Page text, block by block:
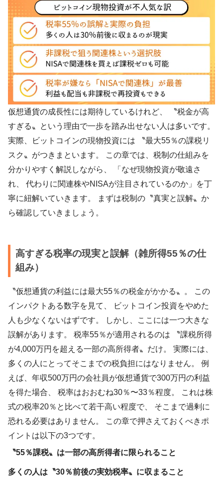
仮想通貨の成長性には期待しているけれど、 〝税金が高
すぎる〟という理由で一歩を踏み出せない人は多いです。
実際、ビットコインの現物投資には 〝最大55％の課税リ
スク〟がつきまといます。 この章では、税制の仕組みを
分かりやすく解説しながら、 「なぜ現物投資が敬遠さ
れ、 代わりに関連株やNISAが注目されているのか」を丁
寧に紐解いていきます。 まずは税制の〝真実と誤解〟か
ら確認していきましょう。
高すぎる税率の現実と誤解（雑所得55％の仕
組み）
〝仮想通貨の利益には最大55％の税金がかかる〟。 この
インパクトある数字を見て、 ビットコイン投資をやめた
人も少なくないはずです。 しかし、ここには一つ大きな
誤解があります。 税率55％が適用されるのは 〝課税所得
が4,000万円を超える一部の高所得者〟だけ。 実際には、
多くの人にとってそこまでの税負担にはなりません。 例
えば、年収500万円の会社員が仮想通貨で300万円の利益
を得た場合、 税率はおおむね30％〜33％程度。 これは株
式の税率20％と比べて若干高い程度で、 そこまで過剰に
恐れる必要はありません。 この章で押さえておくべきポ
イントは以下の3つです。
〝55％課税〟は一部の高所得者に限られること
多くの人は〝30％前後の実効税率〟に収まること